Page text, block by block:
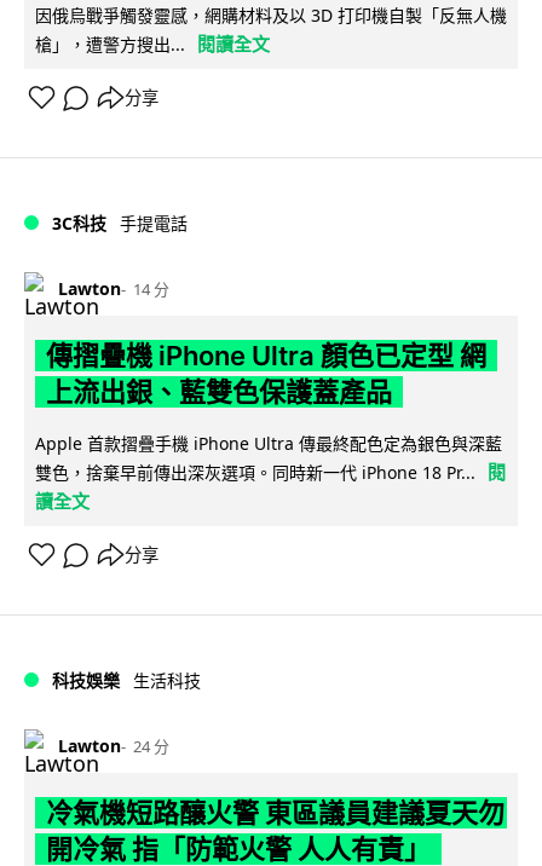
因俄烏戰爭觸發靈感，網購材料及以 3D 打印機自製「反無人機
槍」，遭警方搜出...
閱讀全文
分享
3C科技 手提電話
Lawton 14 分
傳摺疊機 iPhone Ultra 顏色已定型 網
上流出銀、藍雙色保護蓋產品
Apple 首款摺疊手機 iPhone Ultra 傳最終配色定為銀色與深藍
雙色，捨棄早前傳出深灰選項。同時新一代 iPhone 18 Pr...
閱
讀全文
分享
科技娛樂 生活科技
Lawton 24 分
冷氣機短路釀火警 東區議員建議夏天勿
開冷氣 指「防範火警 人人有責」